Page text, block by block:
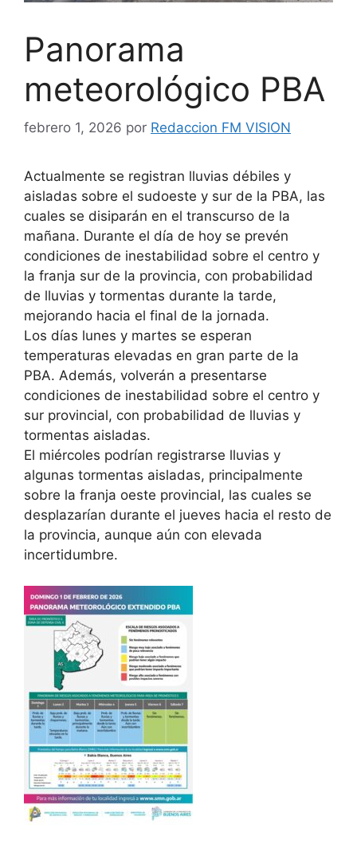
Panorama
meteorológico PBA
febrero 1, 2026 por Redaccion FM VISION
Actualmente se registran lluvias débiles y
aisladas sobre el sudoeste y sur de la PBA, las
cuales se disiparán en el transcurso de la
mañana. Durante el día de hoy se prevén
condiciones de inestabilidad sobre el centro y
la franja sur de la provincia, con probabilidad
de lluvias y tormentas durante la tarde,
mejorando hacia el final de la jornada.
Los días lunes y martes se esperan
temperaturas elevadas en gran parte de la
PBA. Además, volverán a presentarse
condiciones de inestabilidad sobre el centro y
sur provincial, con probabilidad de lluvias y
tormentas aisladas.
El miércoles podrían registrarse lluvias y
algunas tormentas aisladas, principalmente
sobre la franja oeste provincial, las cuales se
desplazarían durante el jueves hacia el resto de
la provincia, aunque aún con elevada
incertidumbre.